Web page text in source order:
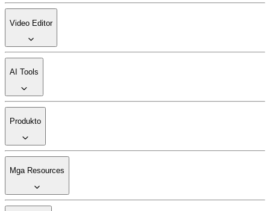
Video Editor
AI Tools
Produkto
Mga Resources